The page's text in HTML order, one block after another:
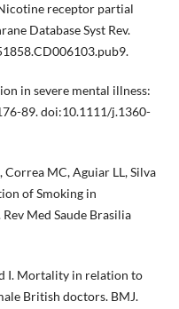
receptor partial
Database Syst Rev.
in severe mental illness:
89. doi:10.1111/j.1360-
MC, Aguiar LL, Silva
of Smoking in
Med Saude Brasilia
I. Mortality in relation to
British doctors. BMJ.